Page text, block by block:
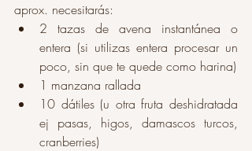
aprox. necesitarás:
2 tazas de avena instantánea o
entera (si utilizas entera procesar un
1 manzana rallada
10 dátiles (u otra fruta deshidratada
ej pasas, higos, damascos turcos,
cranberries)